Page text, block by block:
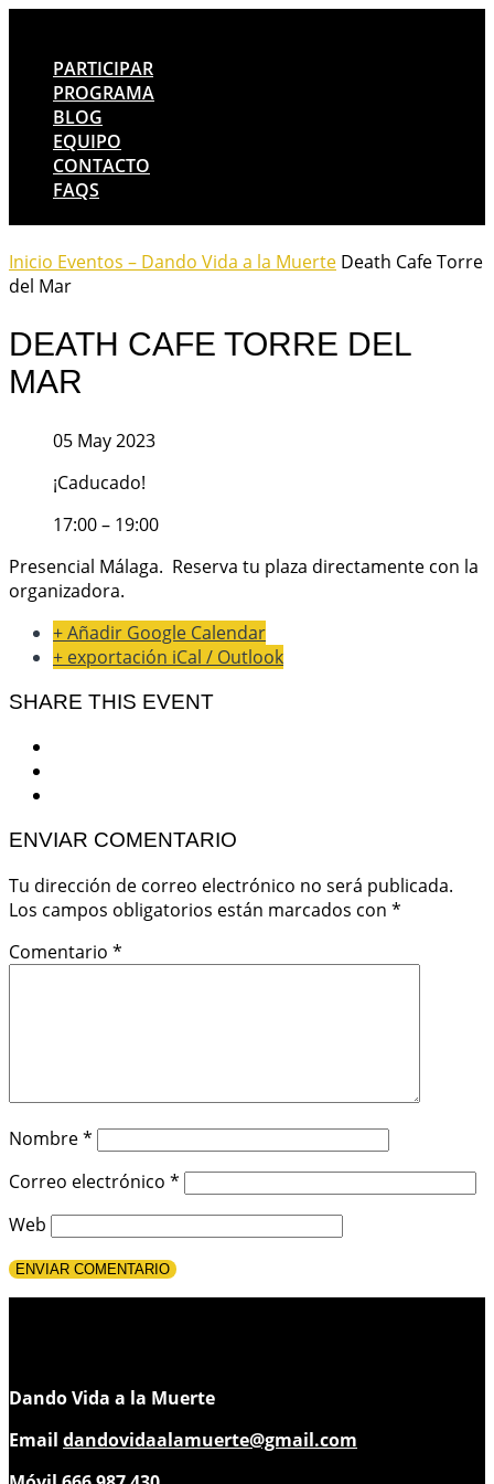
PARTICIPAR
PROGRAMA
BLOG
EQUIPO
CONTACTO
FAQS
Inicio Eventos – Dando Vida a la Muerte Death Cafe Torre
del Mar
DEATH CAFE TORRE DEL
MAR
05 May 2023
¡Caducado!
17:00 – 19:00
Presencial Málaga. Reserva tu plaza directamente con la
organizadora.
+ Añadir Google Calendar
+ exportación iCal / Outlook
SHARE THIS EVENT
ENVIAR COMENTARIO
Tu dirección de correo electrónico no será publicada.
Los campos obligatorios están marcados con *
Comentario *
Nombre*
Correo electrónico *
Web
Dando Vida a la Muerte
Email dandovidaalamuerte@gmail.com